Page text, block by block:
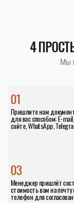
4
Мы
01
Пришлите нам
для вас способом: E-
сайте, WhatsApp,
03
Менеджер пришлёт
стоимость вам на
телефон для